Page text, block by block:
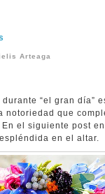
Arteaga
“el gran día”
notoriedad que
el siguiente post
en el altar.